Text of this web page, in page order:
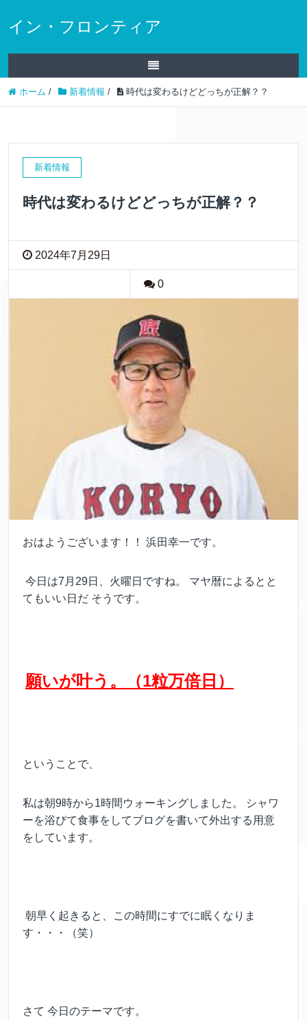
イン・フロンティア
ホーム / 新着情報 / 時代は変わるけどどっちが正解？？
新着情報
時代は変わるけどどっちが正解？？
2024年7月29日
0
おはようございます！！ 浜田幸一です。
今日は7月29日、火曜日ですね。 マヤ暦によるとと
てもいい日だ そうです。
願いが叶う。（1粒万倍日）
ということで、
私は朝9時から1時間ウォーキングしました。 シャワ
ーを浴びて食事をしてブログを書いて外出する用意
をしています。
朝早く起きると、この時間にすでに眠くなりま
す・・・（笑）
さて 今日のテーマです。